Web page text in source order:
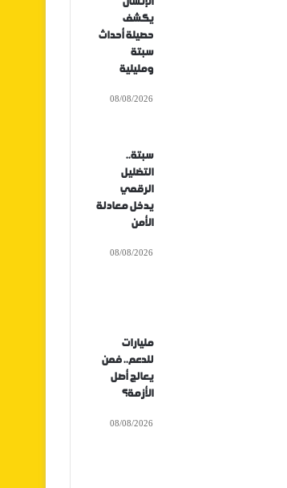
يكشف
حصيلة أحداث
سبتة
ومليلية
08/08/2026
سبتة..
التضليل
الرقمي
يدخل معادلة
الأمن
08/08/2026
مليارات
للدعم.. فمن
يعالج أصل
الأزمة؟
08/08/2026